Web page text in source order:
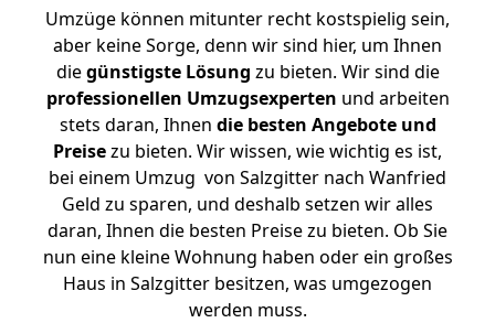
Umzüge können mitunter recht kostspielig sein,
aber keine Sorge, denn wir sind hier, um Ihnen
diegünstigste Lösung zu bieten. Wir sind die
professionellen Umzugsexperten und arbeiten
stets daran, Ihnen die besten Angebote und
Preisezu bieten. Wir wissen, wie wichtig es ist,
bei einem Umzug von Salzgitter nach Wanfried
Geld zu sparen, und deshalb setzen wir alles
daran, Ihnen die besten Preise zu bieten. Ob Sie
nun eine kleine Wohnung haben oder ein großes
Haus in Salzgitter besitzen, was umgezogen
werden muss.